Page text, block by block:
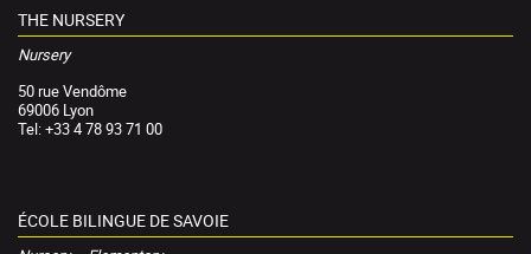
THE NURSERY
Nursery
50 rue Vendôme
69006 Lyon
Tel: +33 4 78 93 71 00
ÉCOLE BILINGUE DE SAVOIE